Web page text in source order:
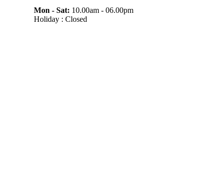
Mon - Sat: 10.00am - 06.00pm
Holiday : Closed